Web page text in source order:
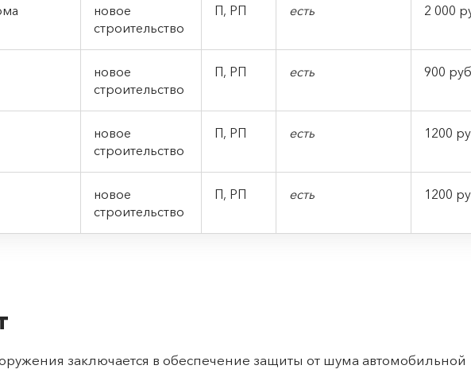
новое
строительство
П, РП есть 2 000
новое
строительство
П, РП есть 900
новое
строительство
П, РП есть 1200
новое
строительство
П, РП есть 1200
заключается в обеспечение защиты от шума автомобильной